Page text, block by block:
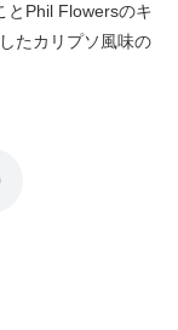
とPhil Flowersのキ
たカリプソ風味の